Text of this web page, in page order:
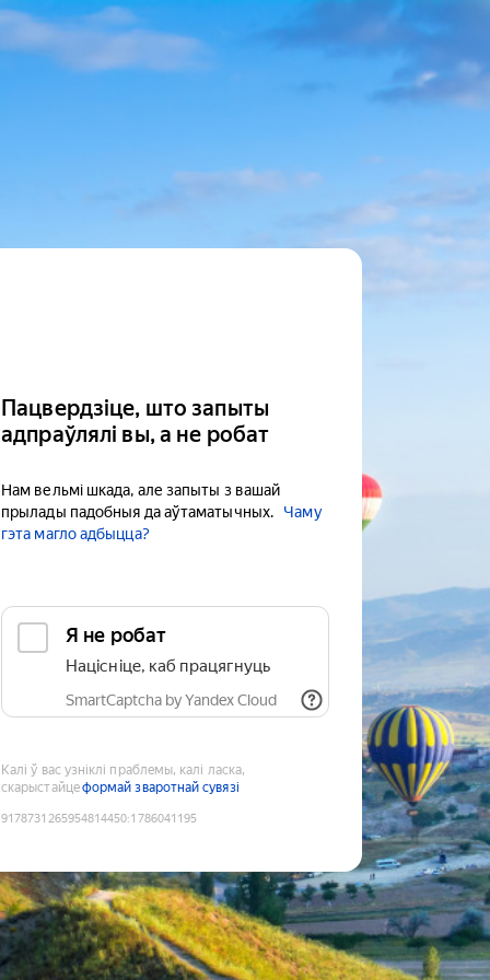
Пацвердзіце, што запыты
адпраўлялі вы, а не робат
Нам вельмі шкада, але запыты з вашай
прылады падобныя да аўтаматычных.
Чаму
гэта магло адбыцца?
Я не робат
Націсніце, каб працягнуць
SmartCaptcha by Yandex Cloud
Калі ў вас узніклі праблемы, калі ласка,
скарыстайцеформай зваротнай сувязі
9178731265954814450:1786041195